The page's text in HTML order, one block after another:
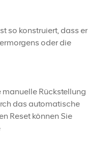
so konstruiert, dass er
oder die
Rückstellung
das automatische
Reset können Sie